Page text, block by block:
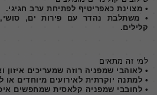
• מצוינת כאפריטיף לפתיחת ערב חגיגי.
• משתלבת נהדר עם פירות ים, סושי,
קלילים.
למי זה מתאים
• לאוהבי שמפניה רוזה שמעריכים איזון
• למתנה יוקרתית לאירועים מיוחדים או
• לחובבי שמפניה קלאסית שמחפשים